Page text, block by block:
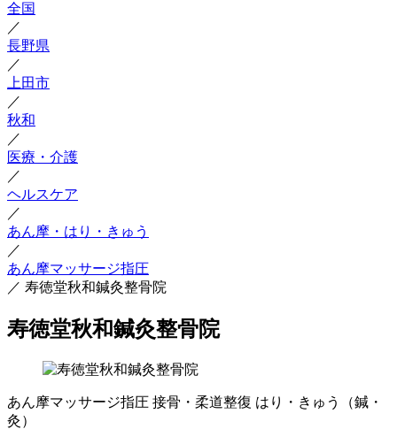
全国
／
長野県
／
上田市
／
秋和
／
医療・介護
／
ヘルスケア
／
あん摩・はり・きゅう
／
あん摩マッサージ指圧
／ 寿徳堂秋和鍼灸整骨院
寿徳堂秋和鍼灸整骨院
あん摩マッサージ指圧 接骨・柔道整復 はり・きゅう（鍼・
灸）